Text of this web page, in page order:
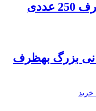
بزرگ بهظرف
خرید